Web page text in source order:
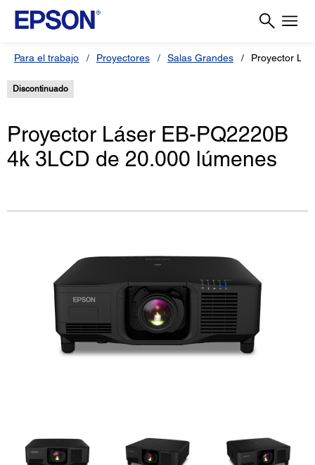
Para el trabajo Proyectores Salas Grandes Proyector
Discontinuado
Proyector Láser EB-PQ2220B
4k 3LCD de 20.000 lúmenes